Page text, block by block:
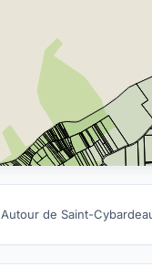
Autour de Saint-